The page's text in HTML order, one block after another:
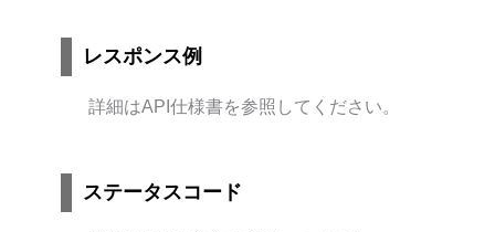
レスポンス例
詳細はAPI仕様書を参照してください。
ステータスコード